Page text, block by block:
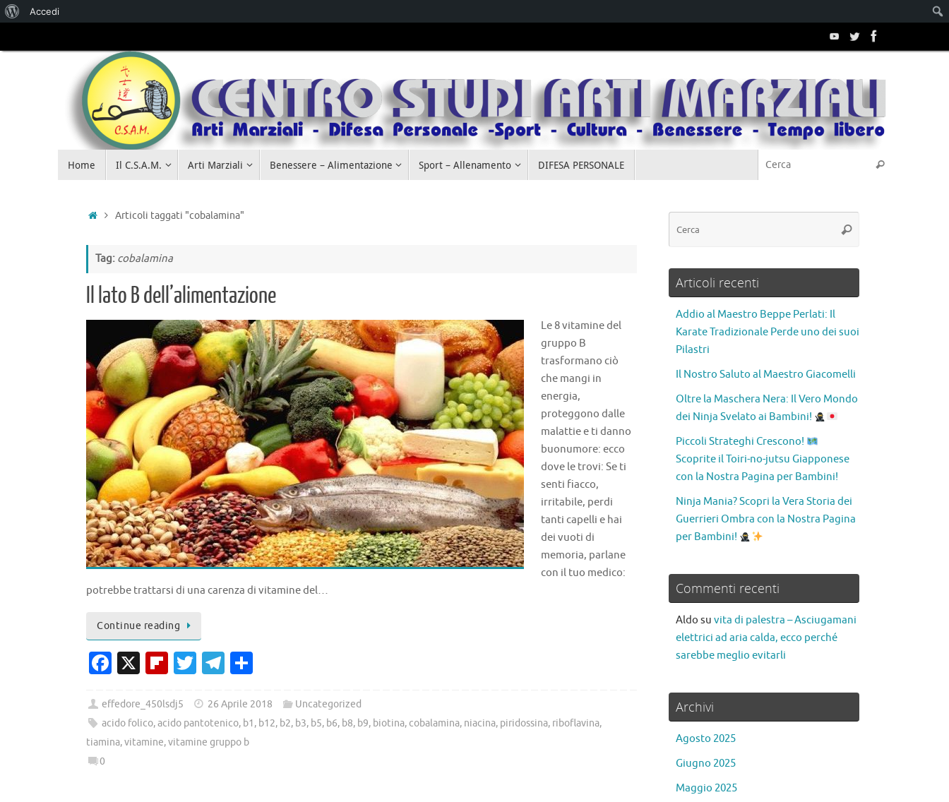
Accedi
Salta al
Home Il C.S.A.M. Arti Marziali Benessere – Alimentazione Sport – Allenamento DIFESA PERSONALE
Articoli taggati "cobalamina"
Tag: cobalamina
Il lato B dell’alimentazione
Le 8 vitamine del
gruppo B
trasformano ciò
che mangi in
energia,
proteggono dalle
malattie e ti danno
buonumore: ecco
dove le trovi: Se ti
senti fiacco,
irritabile, perdi
tanti capelli e hai
dei vuoti di
memoria, parlane
con il tuo medico:
potreb­be trattarsi di una carenza di vitamine del…
Continue reading
Fa
e
b
o
X Fl
b
o
ar
T
it
te
r
T
e
gr
a
n
di
effedore_450lsdj5 26 Aprile 2018
Uncategorized
acido folico,acido pantotenico, b1 , b12, b2, b3, b5, b6, b8, b9, biotina, cobalamina, niacina, piridossina, riboflavina,
tiamina,vitamine,vitamine gruppo b
0
Articoli recenti
Addio al Maestro Beppe Perlati: Il
Karate Tradizionale Perde uno dei suoi
Pilastri
Il Nostro Saluto al Maestro Giacomelli
Oltre la Maschera Nera: Il Vero Mondo
dei Ninja Svelato ai Bambini!
Piccoli Strateghi Crescono!
Scoprite il Toiri-no-jutsu Giapponese
con la Nostra Pagina per Bambini!
Ninja Mania? Scopri la Vera Storia dei
Guerrieri Ombra con la Nostra Pagina
per Bambini!
Commenti recenti
Aldo su vita di palestra – Asciugamani
elettrici ad aria calda, ecco perché
sarebbe meglio evitarli
Archivi
Agosto 2025
Giugno 2025
Maggio 2025